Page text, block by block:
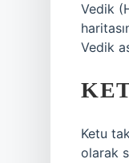
Vedik
Vedik
Ketu
olarak